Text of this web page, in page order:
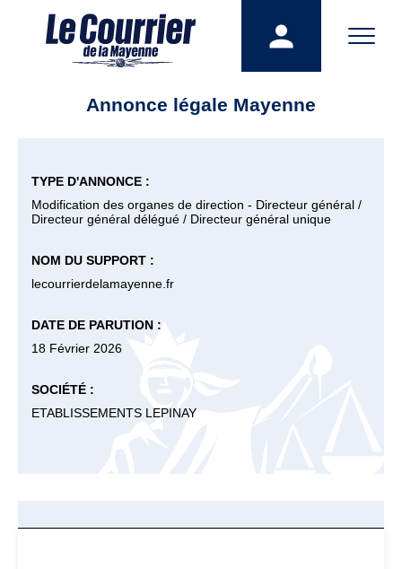
Annonce légale Mayenne
TYPE D'ANNONCE :
Modification des organes de direction - Directeur général /
Directeur général délégué / Directeur général unique
NOM DU SUPPORT :
lecourrierdelamayenne.fr
DATE DE PARUTION :
18 Février 2026
SOCIÉTÉ :
ETABLISSEMENTS LEPINAY